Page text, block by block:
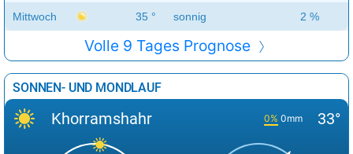
Mittwoch 35 ° sonnig 2 %
Volle 9 Tages Prognose
SONNEN- UND MONDLAUF
Khorramshahr 0% 0mm 33°